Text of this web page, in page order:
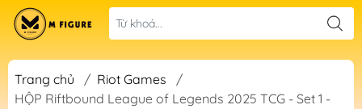
Trang chủ / Riot Games
/
HỘP Riftbound League of Legends 2025 TCG - Set 1 -